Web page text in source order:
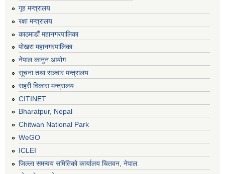
गृह मन्त्रालय
रक्षा मन्त्रालय
काठमाडौं महानगरपालिका
पोखरा महानगरपालिका
नेपाल कानुन आयोग
सूचना तथा सञ्चार मन्त्रालय
सहरी विकास मन्त्रालय
CITINET
Bharatpur, Nepal
Chitwan National Park
WeGO
ICLEI
जिल्ला समन्वय समितिको कार्यालय चितवन, नेपाल